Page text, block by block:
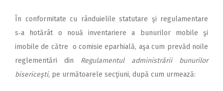
În conformitate cu rânduielile statutare şi regulamentare
s‑a hotărât o nouă inventariere a bunurilor mobile şi
imobile de către o comisie eparhială, aşa cum prevăd noile
reglementări din Regulamentul administrării bunurilor
bisericeşti, pe următoarele secţiuni, după cum urmează: